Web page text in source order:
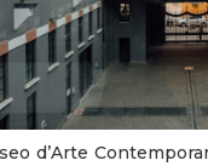
d’Arte